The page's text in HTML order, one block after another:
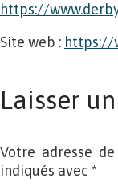
https://
Site web : https://
Laisser
Votre adresse
indiqués avec *